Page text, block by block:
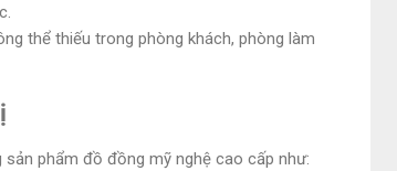
thể thiếu trong phòng khách, phòng làm
phẩm đồ đồng mỹ nghệ cao cấp như: